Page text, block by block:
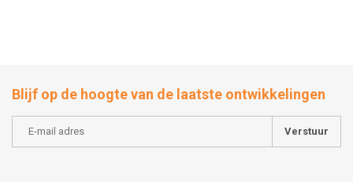
Blijf op de hoogte van de laatste ontwikkelingen
Verstuur